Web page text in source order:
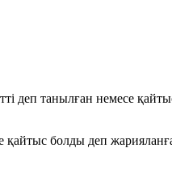
деп танылған немесе
қайтыс болды деп